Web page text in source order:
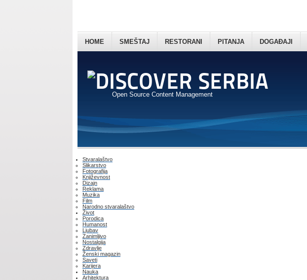
Open Source Content Management
HOME SMEŠTAJ RESTORANI PITANJA DOGAĐAJI
Stvaralaštvo
Slikarstvo
Fotografija
Književnost
Dizajn
Reklama
Muzika
Film
Narodno stvaralaštvo
Život
Porodica
Humanost
Ljubav
Zanimljivo
Nostalgija
Zdravlje
Ženski magazin
Saveti
Karijera
Nauka
Arhitektura